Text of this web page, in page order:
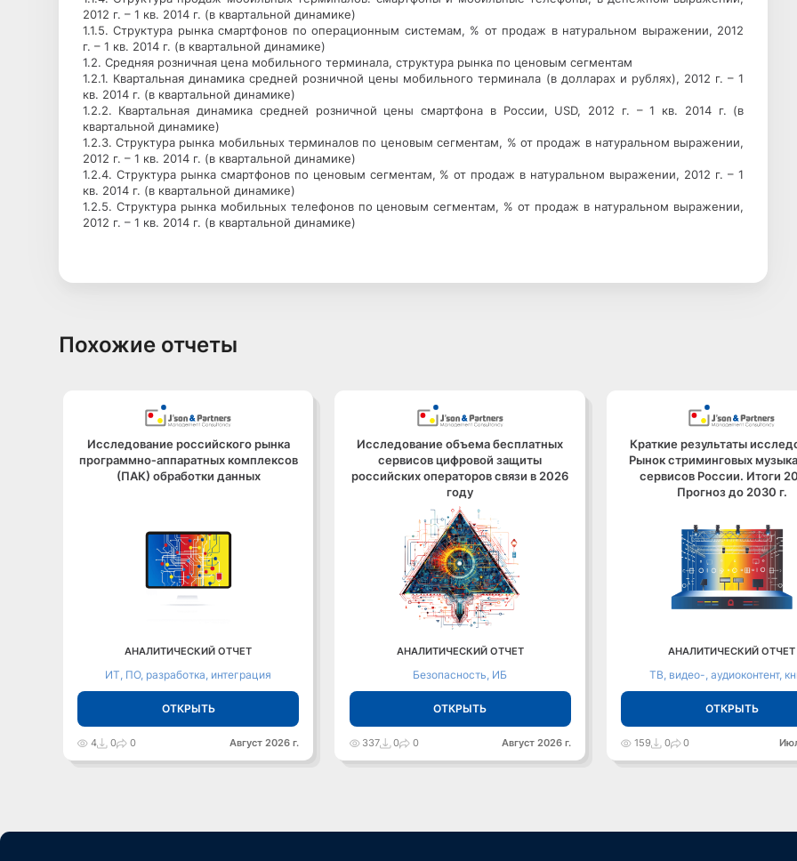
2012 г. – 1 кв. 2014 г. (в квартальной динамике)
1.1.5. Структура рынка смартфонов по операционным системам, % от продаж в натуральном выражении, 2012
г. – 1 кв. 2014 г. (в квартальной динамике)
1.2. Средняя розничная цена мобильного терминала, структура рынка по ценовым сегментам
1.2.1. Квартальная динамика средней розничной цены мобильного терминала (в долларах и рублях), 2012 г. – 1
кв. 2014 г. (в квартальной динамике)
1.2.2. Квартальная динамика средней розничной цены смартфона в России, USD, 2012 г. – 1 кв. 2014 г. (в
квартальной динамике)
1.2.3. Структура рынка мобильных терминалов по ценовым сегментам, % от продаж в натуральном выражении,
2012 г. – 1 кв. 2014 г. (в квартальной динамике)
1.2.4. Структура рынка смартфонов по ценовым сегментам, % от продаж в натуральном выражении, 2012 г. – 1
кв. 2014 г. (в квартальной динамике)
1.2.5. Структура рынка мобильных телефонов по ценовым сегментам, % от продаж в натуральном выражении,
2012 г. – 1 кв. 2014 г. (в квартальной динамике)
Похожие отчеты
Исследование российского рынка
программно‑аппаратных комплексов
(ПАК) обработки данных
АНАЛИТИЧЕСКИЙ ОТЧЕТ
ИТ, ПО, разработка, интеграция
ОТКРЫТЬ
4 0 0 Август 2026 г.
Исследование объема бесплатных
сервисов цифровой защиты
российских операторов связи в 2026
году
АНАЛИТИЧЕСКИЙ ОТЧЕТ
Безопасность, ИБ
ОТКРЫТЬ
337 0 0 Август 2026 г.
Краткие результаты
Рынок стриминговых
сервисов России. Итоги
Прогноз до 2030 г.
АНАЛИТИЧЕСКИЙ ОТЧЕТ
ТВ, видео-, аудиоконтент,
ОТКРЫТЬ
159 0 0